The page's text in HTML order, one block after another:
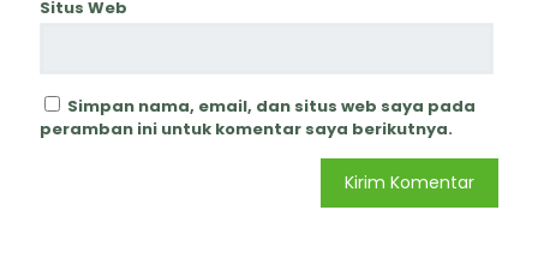
Situs Web
Simpan nama, email, dan situs web saya pada
peramban ini untuk komentar saya berikutnya.